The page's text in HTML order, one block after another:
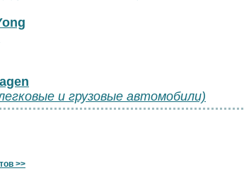
и грузовые автомобили)
>>